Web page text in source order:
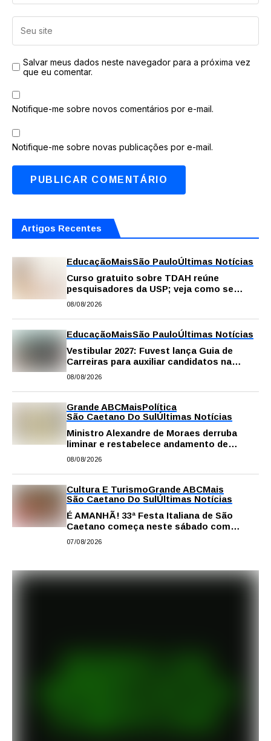
Salvar meus dados neste navegador para a próxima vez
que eu comentar.
Notifique-me sobre novos comentários por e-mail.
Notifique-me sobre novas publicações por e-mail.
Artigos Recentes
EducaçãoMaisSão PauloÚltimas Notícias
Curso gratuito sobre TDAH reúne
pesquisadores da USP; veja como se
inscrever
08/08/2026
EducaçãoMaisSão PauloÚltimas Notícias
Vestibular 2027: Fuvest lança Guia de
Carreiras para auxiliar candidatos na
escolha da profissão
08/08/2026
Grande ABCMaisPolítica
São Caetano Do SulÚltimas Notícias
Ministro Alexandre de Moraes derruba
liminar e restabelece andamento de
comissão processante contra vereador
08/08/2026
Cultura E TurismoGrande ABCMais
São Caetano Do SulÚltimas Notícias
É AMANHÃ! 33ª Festa Italiana de São
Caetano começa neste sábado com
gastronomia, música e solidariedade
07/08/2026